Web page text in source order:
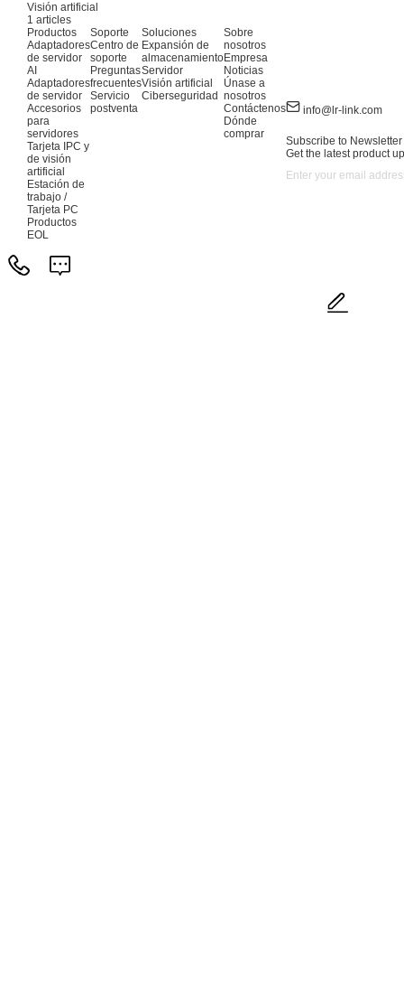
Visión artificial
1 articles
Productos
Adaptadores
de servidor
AI
Adaptadores
de servidor
Accesorios
para
servidores
Tarjeta IPC y
de visión
artificial
Estación de
trabajo /
Tarjeta PC
Productos
EOL
Soporte
Centro de
soporte
Preguntas
frecuentes
Servicio
postventa
Soluciones
Expansión de
almacenamiento
Servidor
Visión artificial
Ciberseguridad
Sobre
nosotros
Empresa
Noticias
Únase a
nosotros
Contáctenos
Dónde
comprar
info@lr-link.com
Subscribe to Newsletter
Get the latest product